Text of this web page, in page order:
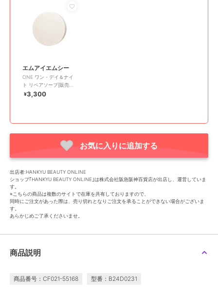
エムアイエムシー
ONE ワン・デイ＆ナイ
ト リペアソープ[販売
名：ワン・デイ＆ナイ
¥3,300
お気に入りに追加する
出店者:HANKYU BEAUTY ONLINE
ショップ｢HANKYU BEAUTY ONLINE｣は株式会社阪急阪神百貨店が出店し、運営していま
す。
※こちらの商品は複数のサイトで在庫を共有しておりますので、
同時にご注文があった際は、売り切れとなりご注文を承ることができない場合がございま
す。
あらかじめご了承くださいませ。
商品説明
商品番号：CF021-55168 型番：B24D0231